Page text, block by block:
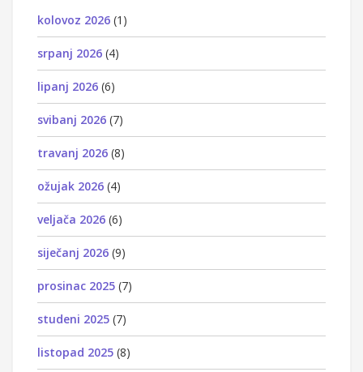
kolovoz 2026 (1)
srpanj 2026 (4)
lipanj 2026 (6)
svibanj 2026 (7)
travanj 2026 (8)
ožujak 2026 (4)
veljača 2026 (6)
siječanj 2026 (9)
prosinac 2025 (7)
studeni 2025 (7)
listopad 2025 (8)